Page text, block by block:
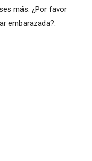
más. ¿Por favor
embarazada?.